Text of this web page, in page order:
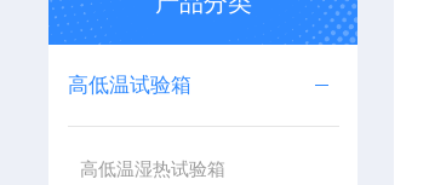
高低温试验箱
高低温湿热试验箱